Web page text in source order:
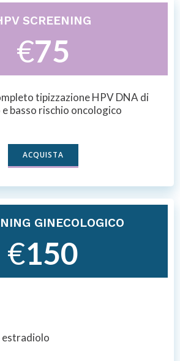
SCREENING
€75
tipizzazione HPV DNA di
basso rischio oncologico
ACQUISTA
GINECOLOGICO
€150
estradiolo